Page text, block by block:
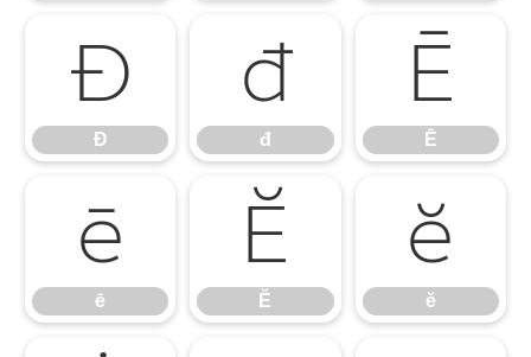
Đ
Đ
đ
đ
Ē
Ē
ē
ē
Ĕ
Ĕ
ĕ
ĕ